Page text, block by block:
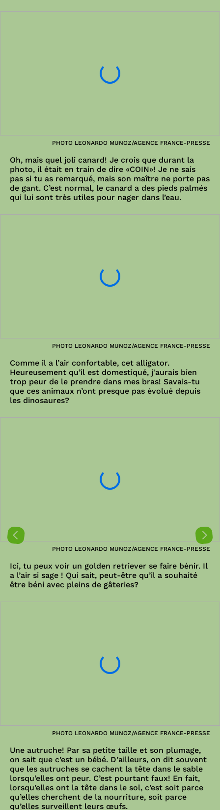
PHOTO LEONARDO MUNOZ/AGENCE FRANCE-PRESSE
Oh, mais quel joli canard! Je crois que durant la
photo, il était en train de dire «COIN»! Je ne sais
pas si tu as remarqué, mais son maître ne porte pas
de gant. C’est normal, le canard a des pieds palmés
qui lui sont très utiles pour nager dans l’eau.
PHOTO LEONARDO MUNOZ/AGENCE FRANCE-PRESSE
Comme il a l’air confortable, cet alligator.
Heureusement qu’il est domestiqué, j'aurais bien
trop peur de le prendre dans mes bras! Savais-tu
que ces animaux n’ont presque pas évolué depuis
les dinosaures?
PHOTO LEONARDO MUNOZ/AGENCE FRANCE-PRESSE
Ici, tu peux voir un golden retriever se faire bénir. Il
a l’air si sage ! Qui sait, peut-être qu’il a souhaité
être béni avec pleins de gâteries?
PHOTO LEONARDO MUNOZ/AGENCE FRANCE-PRESSE
Une autruche! Par sa petite taille et son plumage,
on sait que c’est un bébé. D’ailleurs, on dit souvent
que les autruches se cachent la tête dans le sable
lorsqu’elles ont peur. C’est pourtant faux! En fait,
lorsqu’elles ont la tête dans le sol, c’est soit parce
qu’elles cherchent de la nourriture, soit parce
qu’elles surveillent leurs œufs.